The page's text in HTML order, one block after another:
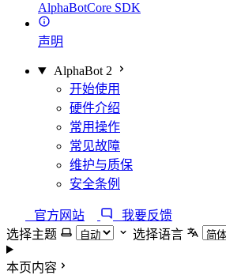
AlphaBotCore SDK
声明
AlphaBot 2
开始使用
硬件介绍
常用操作
常见故障
维护与质保
安全条例
官方网站
我要反馈
选择主题
选择语言
本页内容